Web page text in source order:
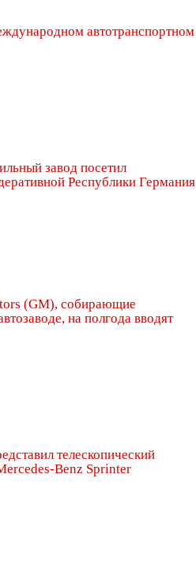
автотранспортном
завод посетил
Республики Германия
(GM), собирающие
на полгода вводят
телескопический
Benz Sprinter